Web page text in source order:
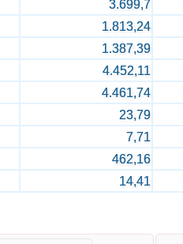
3.699,7
1.813,24
1.387,39
4.452,11
4.461,74
23,79
7,71
462,16
14,41